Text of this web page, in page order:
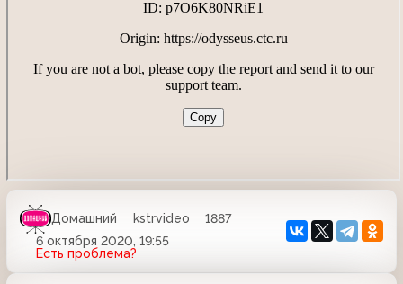
Домашний kstrvideo
1887
6 октября 2020, 19:55
Есть проблема?